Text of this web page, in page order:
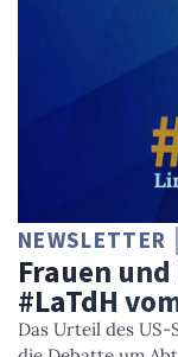
NEWSLETTER
Frauen
#LaTdH
Das Urteil des US-